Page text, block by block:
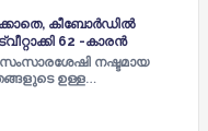
കീബോർഡിൽ
62 -കാരൻ
നഷ്ടമായ
ഉള്ള…